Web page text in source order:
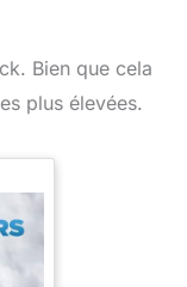
Bien que cela
plus élevées.